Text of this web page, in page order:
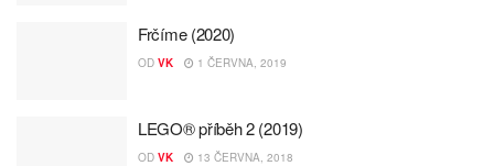
Frčíme (2020)
OD VK 1 ČERVNA, 2019
LEGO® příběh 2 (2019)
OD VK 13 ČERVNA, 2018